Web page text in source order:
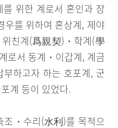
위한 계로서 혼인과 장
우를 위하여 혼상계, 제야
친계(爲親契)・학계(學
로서 동계・이갑계, 계금
하고자 하는 호포계, 군
계 등이 있었다.
조・수리(水利)를 목적으